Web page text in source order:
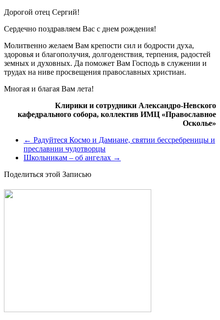
Дорогой отец Сергий!
Сердечно поздравляем Вас с днем рождения!
Молитвенно желаем Вам крепости сил и бодрости духа,
здоровья и благополучия, долгоденствия, терпения, радостей
земных и духовных. Да поможет Вам Господь в служении и
трудах на ниве просвещения православных христиан.
Многая и благая Вам лета!
Клирики и сотрудники Александро-Невского
кафедрального собора, коллектив ИМЦ «Православное
Осколье»
← Радуйтеся Космо и Дамиане, святии бессребреницы и
преславнии чудотворцы
Школьникам – об ангелах →
Поделиться этой Записью